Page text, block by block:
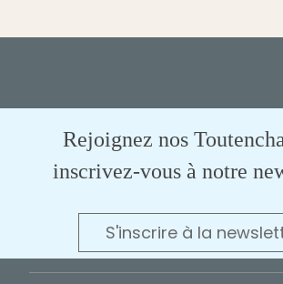
Rejoignez nos
inscrivez-vous à notre
S'inscrire à la